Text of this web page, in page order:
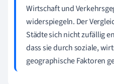
Wirtschaft und
widerspiegeln. Der
Städte sich nicht zufällig
dass sie durch soziale,
geographische Faktoren